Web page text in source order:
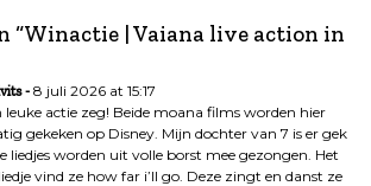
“Winactie | Vaiana live action in
8 juli 2026 at 15:17
leuke actie zeg! Beide moana films worden hier
gekeken op Disney. Mijn dochter van 7 is er gek
liedjes worden uit volle borst mee gezongen. Het
vind ze how far i’ll go. Deze zingt en danst ze